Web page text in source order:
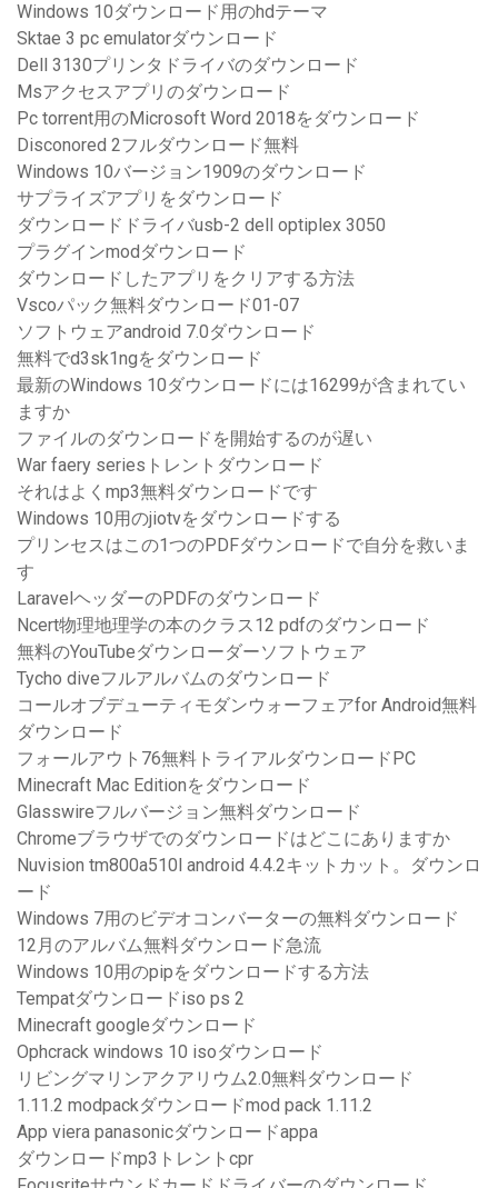
Windows 10ダウンロード用のhdテーマ
Sktae 3 pc emulatorダウンロード
Dell 3130プリンタドライバのダウンロード
Msアクセスアプリのダウンロード
Pc torrent用のMicrosoft Word 2018をダウンロード
Disconored 2フルダウンロード無料
Windows 10バージョン1909のダウンロード
サプライズアプリをダウンロード
ダウンロードドライバusb-2 dell optiplex 3050
プラグインmodダウンロード
ダウンロードしたアプリをクリアする方法
Vscoパック無料ダウンロード01-07
ソフトウェアandroid 7.0ダウンロード
無料でd3sk1ngをダウンロード
最新のWindows 10ダウンロードには16299が含まれてい
ますか
ファイルのダウンロードを開始するのが遅い
War faery seriesトレントダウンロード
それはよくmp3無料ダウンロードです
Windows 10用のjiotvをダウンロードする
プリンセスはこの1つのPDFダウンロードで自分を救いま
す
LaravelヘッダーのPDFのダウンロード
Ncert物理地理学の本のクラス12 pdfのダウンロード
無料のYouTubeダウンローダーソフトウェア
Tycho diveフルアルバムのダウンロード
コールオブデューティモダンウォーフェアfor Android無料
ダウンロード
フォールアウト76無料トライアルダウンロードPC
Minecraft Mac Editionをダウンロード
Glasswireフルバージョン無料ダウンロード
Chromeブラウザでのダウンロードはどこにありますか
Nuvision tm800a510l android 4.4.2キットカット。ダウンロ
ード
Windows 7用のビデオコンバーターの無料ダウンロード
12月のアルバム無料ダウンロード急流
Windows 10用のpipをダウンロードする方法
Tempatダウンロードiso ps 2
Minecraft googleダウンロード
Ophcrack windows 10 isoダウンロード
リビングマリンアクアリウム2.0無料ダウンロード
1.11.2 modpackダウンロードmod pack 1.11.2
App viera panasonicダウンロードappa
ダウンロードmp3トレントcpr